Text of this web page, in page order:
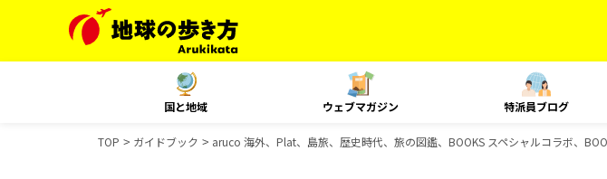
国と地域 ウェブマガジン 特派員ブログ
TOP ガイドブック aruco 海外、Plat、島旅、歴史時代、旅の図鑑、BOOKS スペシャルコラボ、